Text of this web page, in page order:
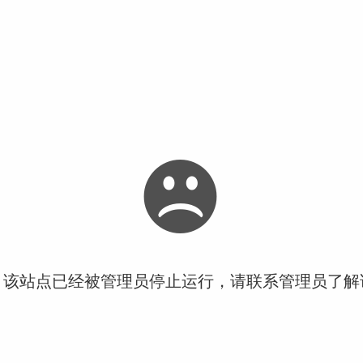
站点已经被管理员停止运行，请联系管理员了